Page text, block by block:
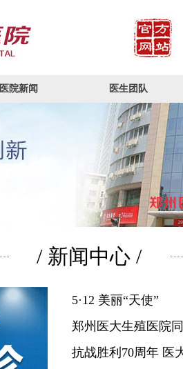
医院新闻 医生团队
/ 新闻中心 /
5·12 美丽“天使”
郑州医大生殖医院
抗战胜利70周年 医